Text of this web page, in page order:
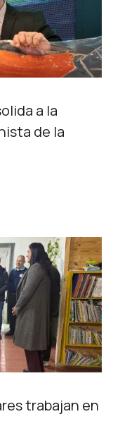
a la
de la
trabajan en